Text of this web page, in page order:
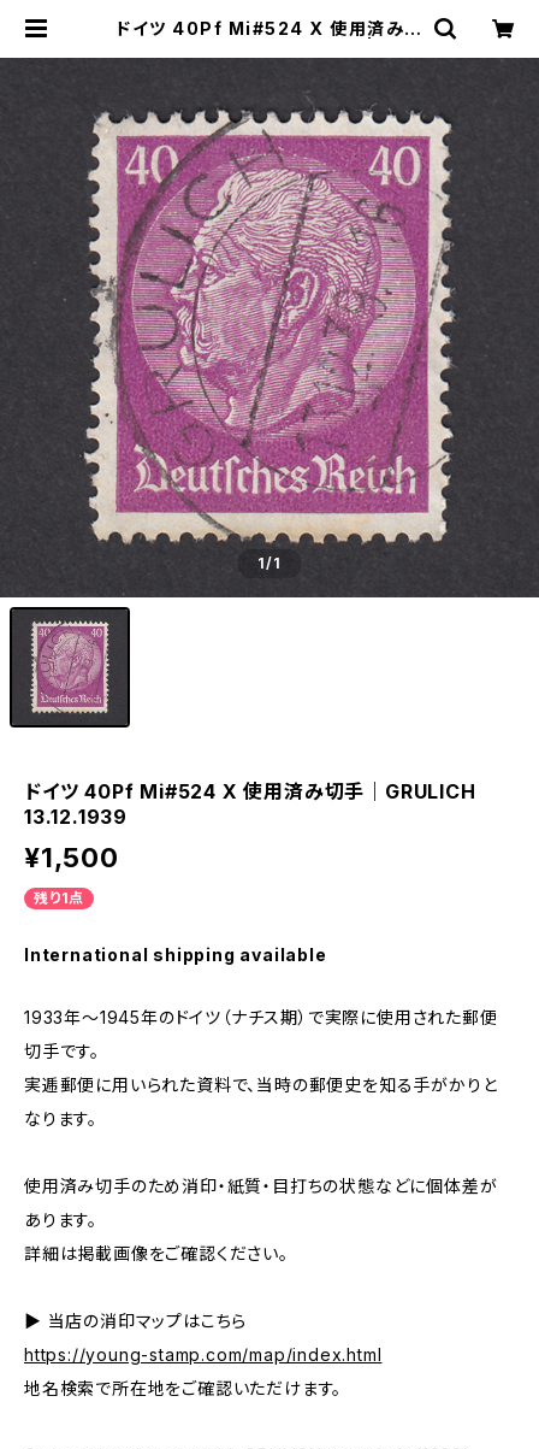
ドイツ 40Pf Mi#524 X 使用済み切
1/1
ドイツ 40Pf Mi#524 X 使用済み切手｜GRULICH
13.12.1939
¥1,500
残り1点
International shipping available
1933年～1945年のドイツ（ナチス期）で実際に使用された郵便
切手です。
実逓郵便に用いられた資料で、当時の郵便史を知る手がかりと
なります。
使用済み切手のため消印・紙質・目打ちの状態などに個体差が
あります。
詳細は掲載画像をご確認ください。
▶ 当店の消印マップはこちら
https://young-stamp.com/map/index.html
地名検索で所在地をご確認いただけます。